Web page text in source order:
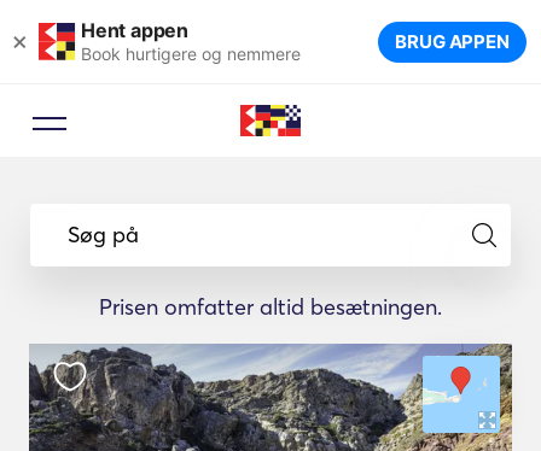
× Hent appen
Book hurtigere og nemmere BRUG APPEN
Søg på
Prisen omfatter altid besætningen.